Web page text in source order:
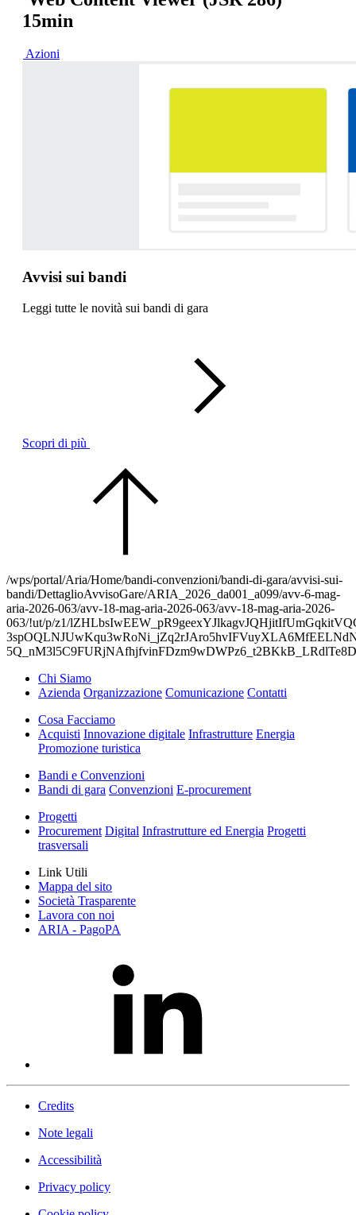
15min
Azioni
Avvisi sui bandi
Leggi tutte le novità sui bandi di gara
Scopri di più
/wps/portal/Aria/Home/bandi-convenzioni/bandi-di-gara/avvisi-sui-
bandi/DettaglioAvvisoGare/ARIA_2026_da001_a099/avv-6-mag-
aria-2026-063/avv-18-mag-aria-2026-063/avv-18-mag-aria-2026-
063/!ut/p/z1/
Chi Siamo
Azienda Organizzazione Comunicazione Contatti
Cosa Facciamo
Acquisti Innovazione digitale Infrastrutture Energia
Promozione turistica
Bandi e Convenzioni
Bandi di gara Convenzioni E-procurement
Progetti
Procurement Digital Infrastrutture ed Energia Progetti
trasversali
Link Utili
Mappa del sito
Società Trasparente
Lavora con noi
ARIA - PagoPA
Credits
Note legali
Accessibilità
Privacy policy